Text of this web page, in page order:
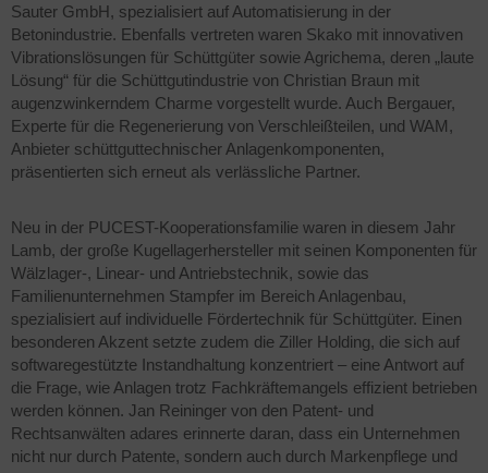
Sauter GmbH, spezialisiert auf Automatisierung in der
Betonindustrie. Ebenfalls vertreten waren Skako mit innovativen
Vibrationslösungen für Schüttgüter sowie Agrichema, deren „laute
Lösung“ für die Schüttgutindustrie von Christian Braun mit
augenzwinkerndem Charme vorgestellt wurde. Auch Bergauer,
Experte für die Regenerierung von Verschleißteilen, und WAM,
Anbieter schüttguttechnischer Anlagenkomponenten,
präsentierten sich erneut als verlässliche Partner.
Neu in der PUCEST-Kooperationsfamilie waren in diesem Jahr
Lamb, der große Kugellagerhersteller mit seinen Komponenten für
Wälzlager-, Linear- und Antriebstechnik, sowie das
Familienunternehmen Stampfer im Bereich Anlagenbau,
spezialisiert auf individuelle Fördertechnik für Schüttgüter. Einen
besonderen Akzent setzte zudem die Ziller Holding, die sich auf
softwaregestützte Instandhaltung konzentriert – eine Antwort auf
die Frage, wie Anlagen trotz Fachkräftemangels effizient betrieben
werden können. Jan Reininger von den Patent- und
Rechtsanwälten adares erinnerte daran, dass ein Unternehmen
nicht nur durch Patente, sondern auch durch Markenpflege und